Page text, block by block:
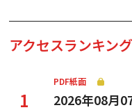
アクセスランキング
PDF紙面
2026年08月